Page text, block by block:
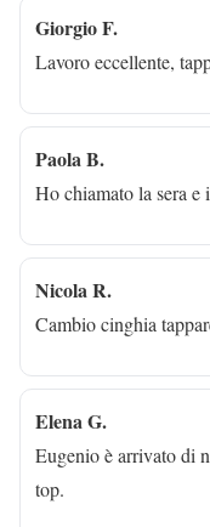
Giorgio F.
Lavoro eccellente,
Paola B.
Ho chiamato la sera e
Nicola R.
Cambio cinghia
Elena G.
Eugenio è arrivato di
top.